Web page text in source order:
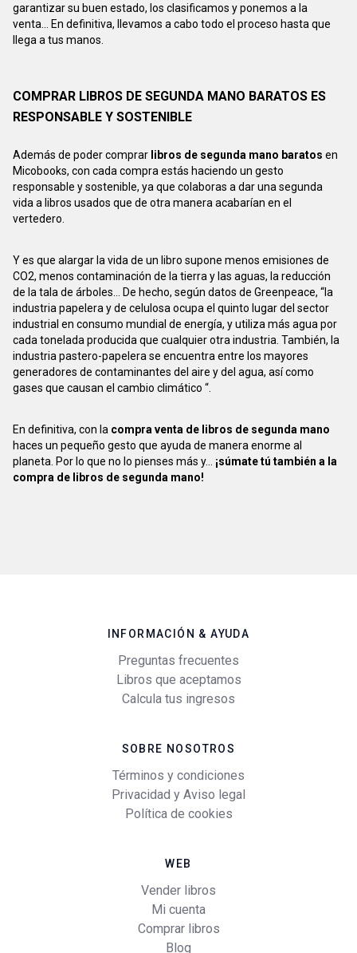
garantizar su buen estado, los clasificamos y ponemos a la
venta... En definitiva, llevamos a cabo todo el proceso hasta que
llega a tus manos.
COMPRAR LIBROS DE SEGUNDA MANO BARATOS ES
RESPONSABLE Y SOSTENIBLE
Además de poder comprar libros de segunda mano baratos en
Micobooks, con cada compra estás haciendo un gesto
responsable y sostenible, ya que colaboras a dar una segunda
vida a libros usados que de otra manera acabarían en el
vertedero.
Y es que alargar la vida de un libro supone menos emisiones de
CO2, menos contaminación de la tierra y las aguas, la reducción
de la tala de árboles... De hecho, según datos de Greenpeace, “la
industria papelera y de celulosa ocupa el quinto lugar del sector
industrial en consumo mundial de energía, y utiliza más agua por
cada tonelada producida que cualquier otra industria. También, la
industria pastero-papelera se encuentra entre los mayores
generadores de contaminantes del aire y del agua, así como
gases que causan el cambio climático “.
En definitiva, con la compra venta de libros de segunda mano
haces un pequeño gesto que ayuda de manera enorme al
planeta. Por lo que no lo pienses más y... ¡súmate tú también a la
compra de libros de segunda mano!
INFORMACIÓN & AYUDA
Preguntas frecuentes
Libros que aceptamos
Calcula tus ingresos
SOBRE NOSOTROS
Términos y condiciones
Privacidad y Aviso legal
Política de cookies
WEB
Vender libros
Mi cuenta
Comprar libros
Blog